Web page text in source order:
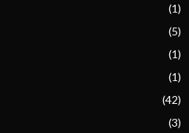
(1)
(5)
(1)
(1)
(42)
(3)